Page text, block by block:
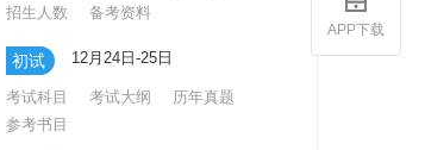
招生人数
备考资料
初试 12月24日-25日
考试科目 考试大纲
历年真题
参考书目
APP下载